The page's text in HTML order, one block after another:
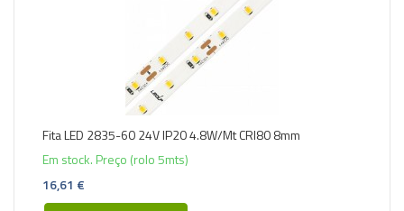
Fita LED 2835-60 24V IP20 4.8W/Mt CRI80 8mm
Em stock. Preço (rolo 5mts)
16,61 €